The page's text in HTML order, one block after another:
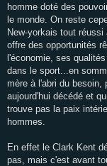
homme doté des
le monde. On reste
New-yorkais tout
offre des opportunités
l'économie, ses
dans le sport...en
mère à l'abri du besoin,
aujourd'hui décédé et
trouve pas la paix
hommes.
En effet le Clark Kent
pas, mais c'est avant